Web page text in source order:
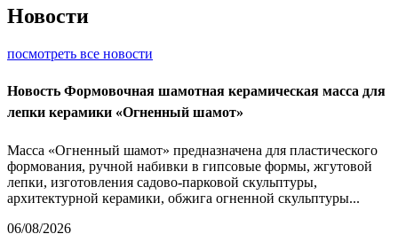
Новости
посмотреть все новости
Новость Формовочная шамотная керамическая масса для
лепки керамики «Огненный шамот»
Масса «Огненный шамот» предназначена для пластического
формования, ручной набивки в гипсовые формы, жгутовой
лепки, изготовления садово-парковой скульптуры,
архитектурной керамики, обжига огненной скульптуры...
06/08/2026